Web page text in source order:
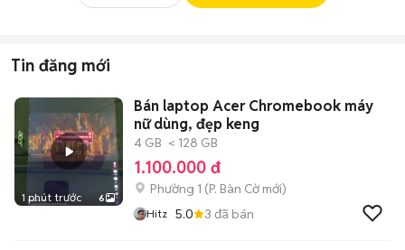
Tin đăng mới
1 phút trước 6
Bán laptop Acer Chromebook máy
nữ dùng, đẹp keng
4 GB < 128 GB
1.100.000 đ
Phường 1 (P. Bàn Cờmới)
Hitz 5.0 3 đã bán